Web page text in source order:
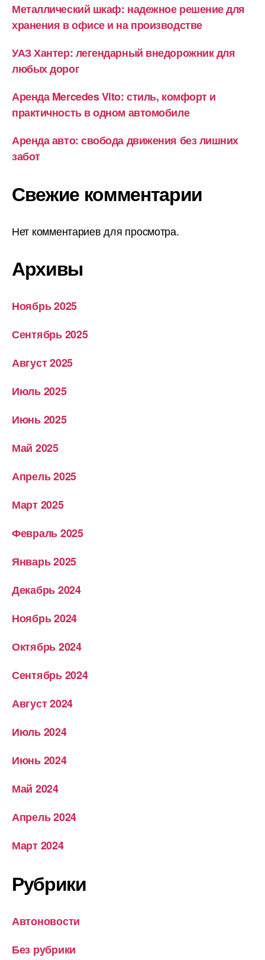
Металлический шкаф: надежное решение для
хранения в офисе и на производстве
УАЗ Хантер: легендарный внедорожник для
любых дорог
Аренда Mercedes Vito: стиль, комфорт и
практичность в одном автомобиле
Аренда авто: свобода движения без лишних
забот
Свежие комментарии
Нет комментариев для просмотра.
Архивы
Ноябрь 2025
Сентябрь 2025
Август 2025
Июль 2025
Июнь 2025
Май 2025
Апрель 2025
Март 2025
Февраль 2025
Январь 2025
Декабрь 2024
Ноябрь 2024
Октябрь 2024
Сентябрь 2024
Август 2024
Июль 2024
Июнь 2024
Май 2024
Апрель 2024
Март 2024
Рубрики
Автоновости
Без рубрики